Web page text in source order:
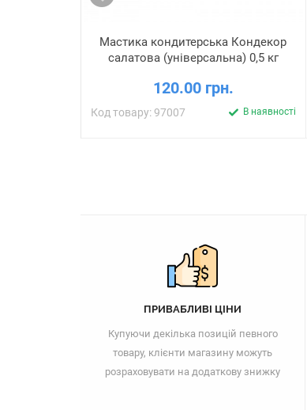
Мастика кондитерська Кондекор
салатова (універсальна) 0,5 кг
120.00 грн.
Код товару: 97007 В наявності
ПРИВАБЛИВІ ЦІНИ
Купуючи декілька позицій певного
товару, клієнти магазину можуть
розраховувати на додаткову знижку